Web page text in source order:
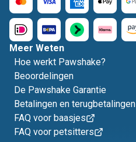
Meer Weten
Hoe werkt Pawshake?
Beoordelingen
De Pawshake Garantie
Betalingen en terugbetalingen
FAQ voor baasjes
FAQ voor petsitters